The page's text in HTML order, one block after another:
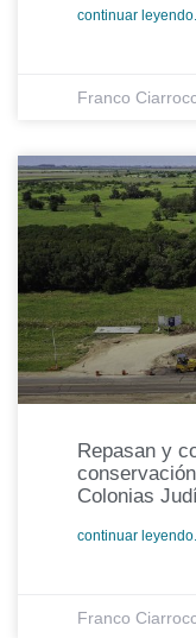
continuar
Franco
Repasan y
Colonias
continuar
Franco